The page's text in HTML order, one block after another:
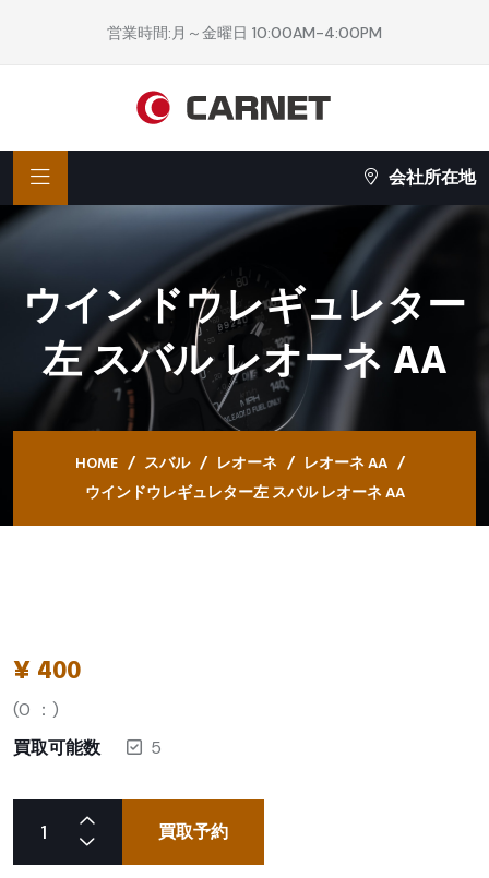
営業時間:月～金曜日 10:00AM-4:00PM
会社所在地
ウインドウレギュレター
左 スバル レオーネ AA
HOME スバル レオーネ
レオーネ AA
ウインドウレギュレター左 スバル レオーネ AA
¥ 400
(0 ：)
買取可能数
5
買取予約